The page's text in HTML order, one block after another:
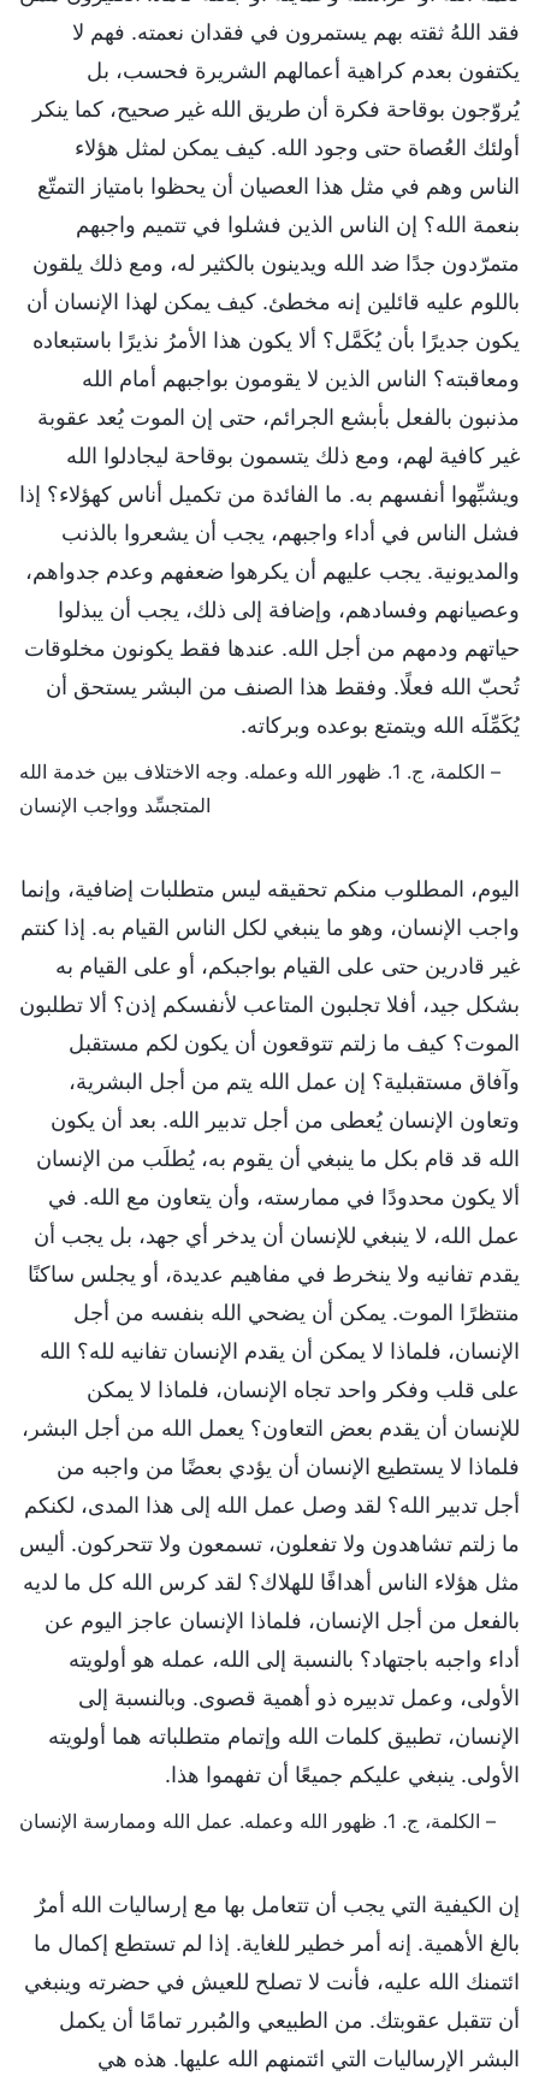
فقد اللهُ ثقته بهم يستمرون في فقدان نعمته. فهم لا
يكتفون بعدم كراهية أعمالهم الشريرة فحسب، بل
يُروّجون بوقاحة فكرة أن طريق الله غير صحيح، كما ينكر
أولئك العُصاة حتى وجود الله. كيف يمكن لمثل هؤلاء
الناس وهم في مثل هذا العصيان أن يحظوا بامتياز التمتّع
بنعمة الله؟ إن الناس الذين فشلوا في تتميم واجبهم
متمرّدون جدًا ضد الله ويدينون بالكثير له، ومع ذلك يلقون
باللوم عليه قائلين إنه مخطئ. كيف يمكن لهذا الإنسان أن
يكون جديرًا بأن يُكَمَّل؟ ألا يكون هذا الأمرُ نذيرًا باستبعاده
ومعاقبته؟ الناس الذين لا يقومون بواجبهم أمام الله
مذنبون بالفعل بأبشع الجرائم، حتى إن الموت يُعد عقوبة
غير كافية لهم، ومع ذلك يتسمون بوقاحة ليجادلوا الله
ويشبِّهوا أنفسهم به. ما الفائدة من تكميل أناس كهؤلاء؟ إذا
فشل الناس في أداء واجبهم، يجب أن يشعروا بالذنب
والمديونية. يجب عليهم أن يكرهوا ضعفهم وعدم جدواهم،
وعصيانهم وفسادهم، وإضافة إلى ذلك، يجب أن يبذلوا
حياتهم ودمهم من أجل الله. عندها فقط يكونون مخلوقات
تُحبّ الله فعلًا. وفقط هذا الصنف من البشر يستحق أن
يُكَمِّلَه الله ويتمتع بوعده وبركاته.
– الكلمة، ج. 1. ظهور الله وعمله. وجه الاختلاف بين خدمة الله
المتجسِّد وواجب الإنسان
اليوم، المطلوب منكم تحقيقه ليس متطلبات إضافية، وإنما
واجب الإنسان، وهو ما ينبغي لكل الناس القيام به. إذا كنتم
غير قادرين حتى على القيام بواجبكم، أو على القيام به
بشكل جيد، أفلا تجلبون المتاعب لأنفسكم إذن؟ ألا تطلبون
الموت؟ كيف ما زلتم تتوقعون أن يكون لكم مستقبل
وآفاق مستقبلية؟ إن عمل الله يتم من أجل البشرية،
وتعاون الإنسان يُعطى من أجل تدبير الله. بعد أن يكون
الله قد قام بكل ما ينبغي أن يقوم به، يُطلَب من الإنسان
ألا يكون محدودًا في ممارسته، وأن يتعاون مع الله. في
عمل الله، لا ينبغي للإنسان أن يدخر أي جهد، بل يجب أن
يقدم تفانيه ولا ينخرط في مفاهيم عديدة، أو يجلس ساكنًا
منتظرًا الموت. يمكن أن يضحي الله بنفسه من أجل
الإنسان، فلماذا لا يمكن أن يقدم الإنسان تفانيه لله؟ الله
على قلب وفكر واحد تجاه الإنسان، فلماذا لا يمكن
للإنسان أن يقدم بعض التعاون؟ يعمل الله من أجل البشر،
فلماذا لا يستطيع الإنسان أن يؤدي بعضًا من واجبه من
أجل تدبير الله؟ لقد وصل عمل الله إلى هذا المدى، لكنكم
ما زلتم تشاهدون ولا تفعلون، تسمعون ولا تتحركون. أليس
مثل هؤلاء الناس أهدافًا للهلاك؟ لقد كرس الله كل ما لديه
بالفعل من أجل الإنسان، فلماذا الإنسان عاجز اليوم عن
أداء واجبه باجتهاد؟ بالنسبة إلى الله، عمله هو أولويته
الأولى، وعمل تدبيره ذو أهمية قصوى. وبالنسبة إلى
الإنسان، تطبيق كلمات الله وإتمام متطلباته هما أولويته
الأولى. ينبغي عليكم جميعًا أن تفهموا هذا.
– الكلمة، ج. 1. ظهور الله وعمله. عمل الله وممارسة الإنسان
إن الكيفية التي يجب أن تتعامل بها مع إرساليات الله أمرٌ
بالغ الأهمية. إنه أمر خطير للغاية. إذا لم تستطع إكمال ما
ائتمنك الله عليه، فأنت لا تصلح للعيش في حضرته وينبغي
أن تتقبل عقوبتك. من الطبيعي والمُبرر تمامًا أن يكمل
البشر الإرساليات التي ائتمنهم الله عليها. هذه هي